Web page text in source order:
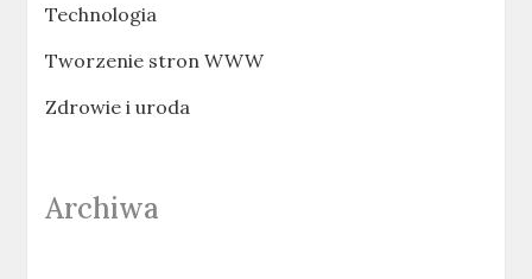
Technologia
Tworzenie stron WWW
Zdrowie i uroda
Archiwa